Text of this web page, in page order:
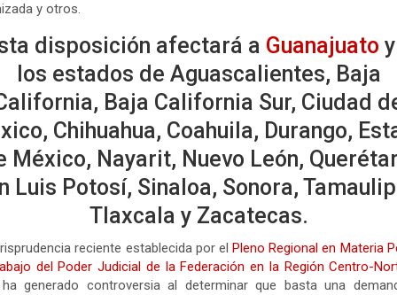
y otros.
disposición afectará a Guanajuato
los estados de Aguascalientes, Baja
Baja California Sur, Ciudad
Chihuahua, Coahuila, Durango,
México, Nayarit, Nuevo León,
Luis Potosí, Sinaloa, Sonora,
Tlaxcala y Zacatecas.
reciente establecida por elPleno Regional en Materia
del Poder Judicial de la Federación en la Región Centro-
generado controversia al determinar que basta una